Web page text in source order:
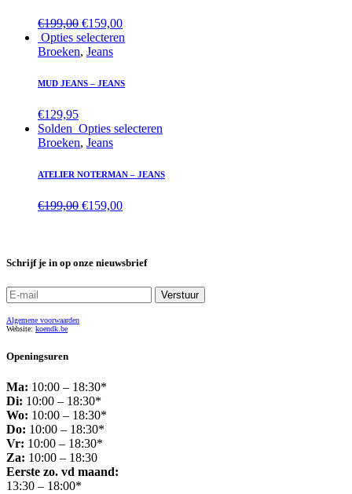
€199,00 €159,00
Opties selecteren
Broeken, Jeans
MUD JEANS – JEANS
€129,95
Solden Opties selecteren
Broeken, Jeans
ATELIER NOTERMAN – JEANS
€199,00 €159,00
Schrijf je in op onze nieuwsbrief
Algemene voorwaarden
Website: koendk.be
Openingsuren
Ma: 10:00 – 18:30*
Di: 10:00 – 18:30*
Wo: 10:00 – 18:30*
Do: 10:00 – 18:30*
Vr: 10:00 – 18:30*
Za: 10:00 – 18:30
Eerste zo. vd maand:
13:30 – 18:00*